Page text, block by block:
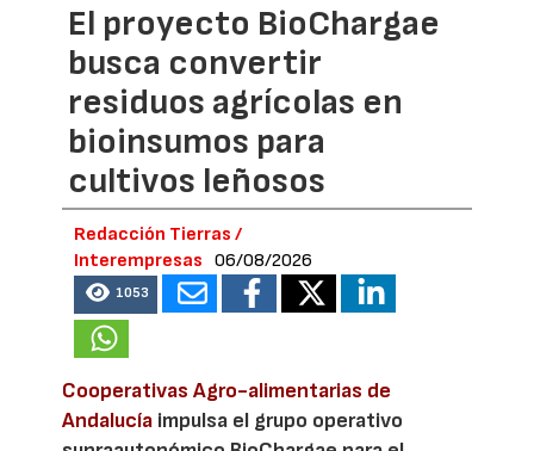
El proyecto BioChargae
busca convertir
residuos agrícolas en
bioinsumos para
cultivos leñosos
Redacción Tierras /
Interempresas
06/08/2026
1053
Cooperativas Agro-alimentarias de
Andalucía impulsa el grupo operativo